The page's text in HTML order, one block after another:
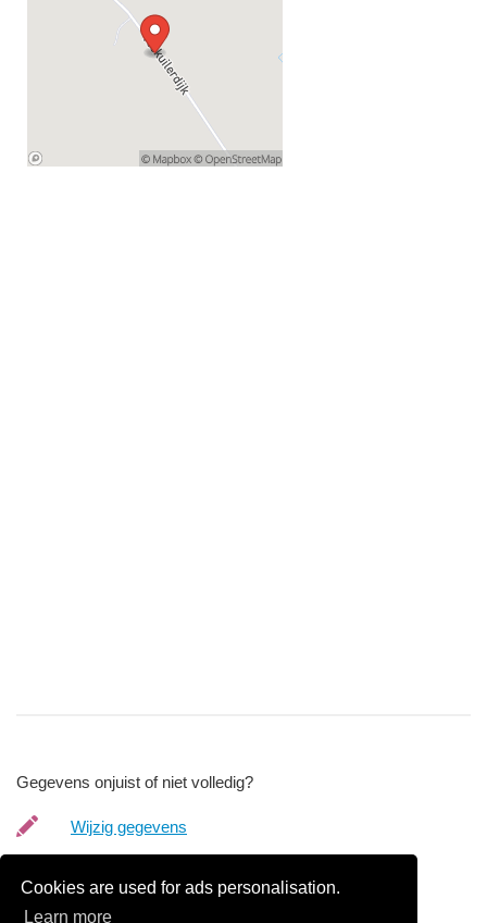
Cookies are used for ads personalisation.
Learn more
Gegevens onjuist of niet volledig?
Wijzig gegevens